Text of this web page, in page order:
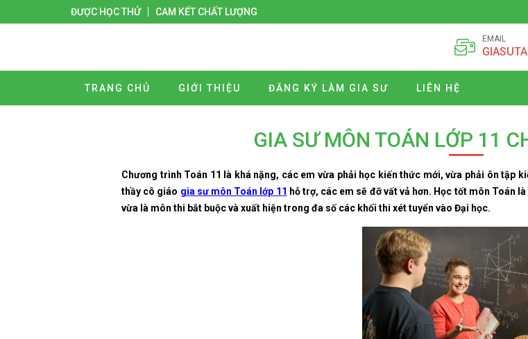
ĐƯỢC HỌC THỬ CAM KẾT CHẤT LƯỢNG
EMAIL
TRANG CHỦ GIỚI THIỆU ĐĂNG KÝ LÀM GIA SƯ LIÊN HỆ
GIA SƯ MÔN TOÁN LỚP 11
Chương trình Toán 11 là khá nặng, các em vừa phải học kiến thức mới, vừa phải ôn tập
thầy cô giáo gia sư môn Toán lớp 11 hỗ trợ, các em sẽ đỡ vất vả hơn. Học tốt môn Toán
vừa là môn thi bắt buộc và xuất hiện trong đa số các khối thi xét tuyển vào Đại học.